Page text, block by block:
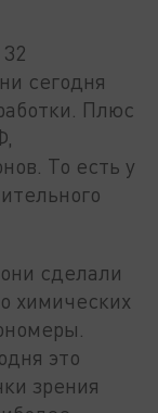
сегодня
Плюс
То есть у
сделали
химических
это
зрения